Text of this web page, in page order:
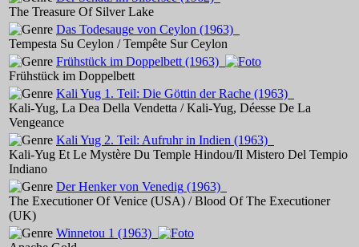
The Treasure Of Silver Lake
Das Todesauge von Ceylon (1963)
Tempesta Su Ceylon / Tempête Sur Ceylon
Frühstück im Doppelbett (1963)
Frühstück im Doppelbett
Kali Yug 1. Teil: Die Göttin der Rache (1963)
Kali-Yug, La Dea Della Vendetta / Kali-Yug, Déesse De La
Vengeance
Kali Yug 2. Teil: Aufruhr in Indien (1963)
Kali-Yug Et Le Mystère Du Temple Hindou/Il Mistero Del Tempio
Indiano
Der Henker von Venedig (1963)
The Executioner Of Venice (USA) / Blood Of The Executioner
(UK)
Winnetou 1 (1963)